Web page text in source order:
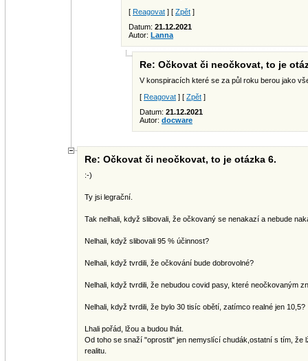
[ Reagovat ] [ Zpět ]
Datum: 21.12.2021
Autor: Lanna
Re: Očkovat či neočkovat, to je
V konspiracích které se za půl roku berou jako
[ Reagovat ] [ Zpět ]
Datum: 21.12.2021
Autor: docware
Re: Očkovat či neočkovat, to je otázka 6.
:-)
Ty jsi legrační.
Tak nelhali, když slibovali, že očkovaný se nenakazí a nebude
Nelhali, když slibovali 95 % účinnost?
Nelhali, když tvrdili, že očkování bude dobrovolné?
Nelhali, když tvrdili, že nebudou covid pasy, které neočkovaným
Nelhali, když tvrdili, že bylo 30 tisíc obětí, zatímco realné jen 10,5?
Lhali pořád, lžou a budou lhát.
Od toho se snaží "oprostit" jen nemyslící chudák,ostatní s tím, že
realitu.